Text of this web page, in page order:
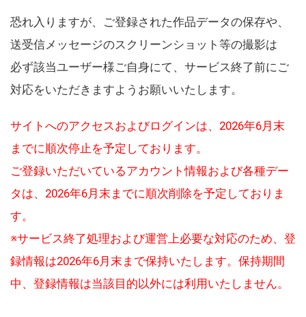
恐れ入りますが、ご登録された作品データの保存や、
送受信メッセージのスクリーンショット等の撮影は
必ず該当ユーザー様ご自身にて、サービス終了前にご
対応をいただきますようお願いいたします。
サイトへのアクセスおよびログインは、2026年6月末
までに順次停止を予定しております。
ご登録いただいているアカウント情報および各種デー
タは、2026年6月末までに順次削除を予定しておりま
す。
※サービス終了処理および運営上必要な対応のため、登
録情報は2026年6月末まで保持いたします。保持期間
中、登録情報は当該目的以外には利用いたしません。